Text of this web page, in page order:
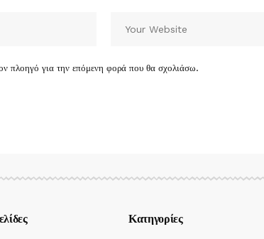
πλοηγό για την επόμενη φορά που θα σχολιάσω.
Κατηγορίες